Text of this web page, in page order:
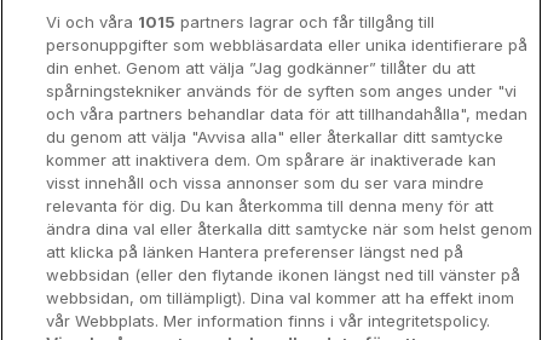
Hotellrum under 995 kr
Spahotell
Sydsverige
Om Hotellpremien
Nya hotell
Stadsweekend
Vi och våra 1015 partners lagrar och får tillgång till
personuppgifter som webbläsardata eller unika identifierare på
din enhet. Genom att välja ”Jag godkänner” tillåter du att
spårningstekniker används för de syften som anges under "vi
och våra partners behandlar data för att tillhandahålla", medan
du genom att välja "Avvisa alla" eller återkallar ditt samtycke
kommer att inaktivera dem. Om spårare är inaktiverade kan
visst innehåll och vissa annonser som du ser vara mindre
relevanta för dig. Du kan återkomma till denna meny för att
ändra dina val eller återkalla ditt samtycke när som helst genom
att klicka på länken Hantera preferenser längst ned på
webbsidan (eller den flytande ikonen längst ned till vänster på
webbsidan, om tillämpligt). Dina val kommer att ha effekt inom
vår Webbplats. Mer information finns i vår integritetspolicy.